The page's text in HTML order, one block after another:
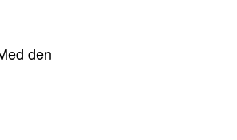
den